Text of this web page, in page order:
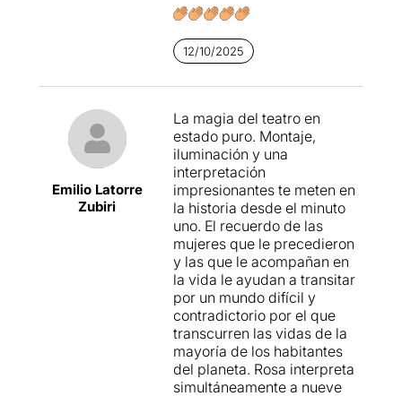
12/10/2025
Emilio Latorre
Zubiri
La magia del teatro en
estado puro. Montaje,
iluminación y una
interpretación
impresionantes te meten en
la historia desde el minuto
uno. El recuerdo de las
mujeres que le precedieron
y las que le acompañan en
la vida le ayudan a transitar
por un mundo difícil y
contradictorio por el que
transcurren las vidas de la
mayoría de los habitantes
del planeta. Rosa interpreta
simultáneamente a nueve